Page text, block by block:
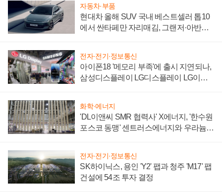
자동차·부품
현대차 올해 SUV 국내 베스트셀러 톱10
에서 싼타페만 자리매김, 그랜저·아반떼
전자·전기·정보통신
아이폰18 '메모리 부족'에 출시 지연되나,
삼성디스플레이 LG디스플레이 LG이노
화학·에너지
'DL이앤씨 SMR 협력사' X에너지, '한수원
포스코 동맹' 센트러스에너지와 우라늄
전자·전기·정보통신
SK하이닉스, 용인 'Y2' 팹과 청주 'M17' 팹
건설에 54조 투자 결정